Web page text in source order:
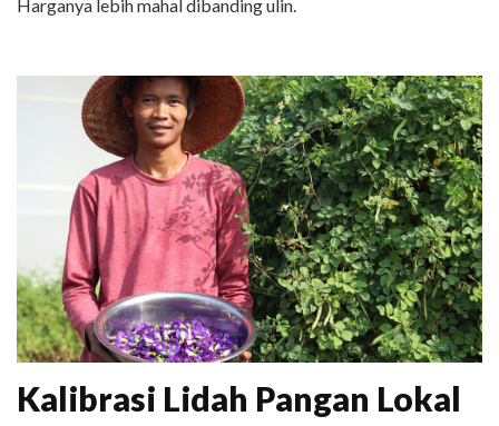
Harganya lebih mahal dibanding ulin.
Kalibrasi Lidah Pangan Lokal